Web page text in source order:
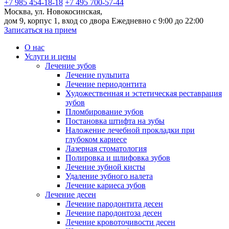
+7 985 454-18-18 +7 495 700-57-44
Москва, ул. Новокосинская,
дом 9, корпус 1, вход со двора Ежедневно с 9:00 до 22:00
Записаться на прием
О нас
Услуги и цены
Лечение зубов
Лечение пульпита
Лечение периодонтита
Художественная и эстетическая реставрация
зубов
Пломбирование зубов
Постановка штифта на зубы
Наложение лечебной прокладки при
глубоком кариесе
Лазерная стоматология
Полировка и шлифовка зубов
Лечение зубной кисты
Удаление зубного налета
Лечение кариеса зубов
Лечение десен
Лечение пародонтита десен
Лечение пародонтоза десен
Лечение кровоточивости десен